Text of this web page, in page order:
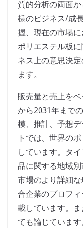
質的分析の両面
様のビジネス/成
握、現在の市場に
ポリエステル板
ネス上の意思決
ます。
販売量と売上を
から2031年まで
模、推計、予想
トでは、世界の
しています。タ
品に関する地域別
市場のより詳細
合企業のプロフ
載しています。
ても論じています。